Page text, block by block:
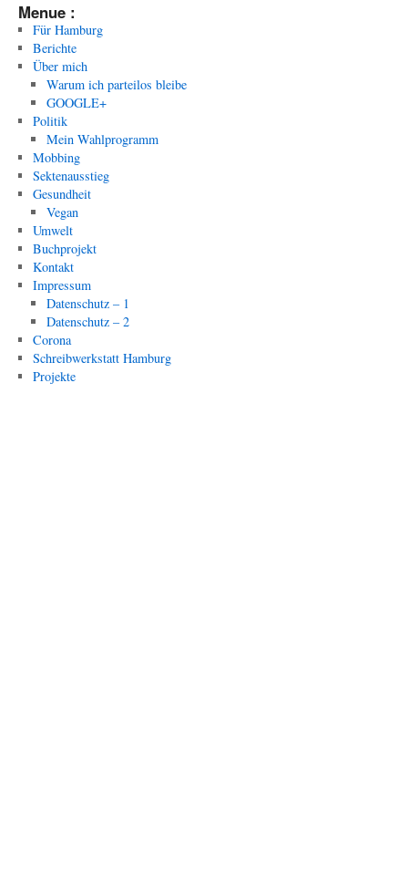
Menue :
Für Hamburg
Berichte
Über mich
Warum ich parteilos bleibe
GOOGLE+
Politik
Mein Wahlprogramm
Mobbing
Sektenausstieg
Gesundheit
Vegan
Umwelt
Buchprojekt
Kontakt
Impressum
Datenschutz – 1
Datenschutz – 2
Corona
Schreibwerkstatt Hamburg
Projekte